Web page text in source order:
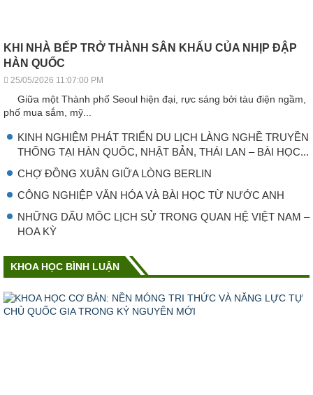
KHI NHÀ BẾP TRỞ THÀNH SÂN KHẤU CỦA NHỊP ĐẬP
HÀN QUỐC
25/05/2026 11:07:00 PM
Giữa một Thành phố Seoul hiện đại, rực sáng bởi tàu điện ngầm,
phố mua sắm, mỹ...
KINH NGHIỆM PHÁT TRIỂN DU LỊCH LÀNG NGHỀ TRUYỀN
THỐNG TẠI HÀN QUỐC, NHẬT BẢN, THÁI LAN – BÀI HỌC...
CHỢ ĐỒNG XUÂN GIỮA LÒNG BERLIN
CÔNG NGHIỆP VǍN HÓA VÀ BÀI HỌC TỪ NƯỚC ANH
NHỮNG DẤU MỐC LỊCH SỬ TRONG QUAN HỆ VIỆT NAM –
HOA KỲ
KHOA HỌC BÌNH LUẬN